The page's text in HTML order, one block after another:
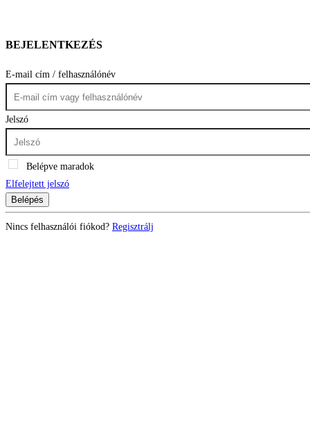
BEJELENTKEZÉS
E-mail cím / felhasználónév
Jelszó
Belépve maradok
Elfelejtett jelszó
Belépés
Nincs felhasználói fiókod? Regisztrálj